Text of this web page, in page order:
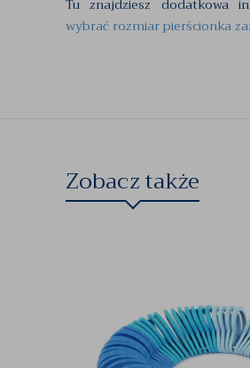
Tu znajdziesz dodatkowa
wybrać rozmiar pierścionka
Zobacz także